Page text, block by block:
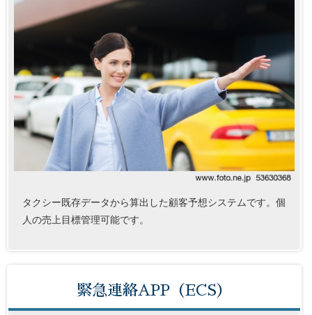
タクシー既存データから算出した顧客予想システムです。個
人の売上目標管理可能です。
緊急連絡APP（ECS）